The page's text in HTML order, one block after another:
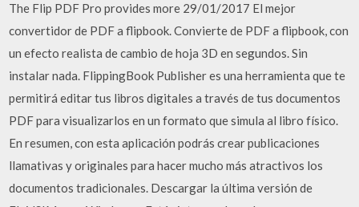
The Flip PDF Pro provides more 29/01/2017 El mejor
convertidor de PDF a flipbook. Convierte de PDF a flipbook, con
un efecto realista de cambio de hoja 3D en segundos. Sin
instalar nada. FlippingBook Publisher es una herramienta que te
permitirá editar tus libros digitales a través de tus documentos
PDF para visualizarlos en un formato que simula al libro físico.
En resumen, con esta aplicación podrás crear publicaciones
llamativas y originales para hacer mucho más atractivos los
documentos tradicionales. Descargar la última versión de